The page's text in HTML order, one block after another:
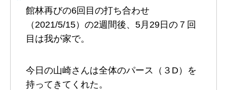
館林再びの6回目の打ち合わせ
（2021/5/15）の2週間後、5月29日の７回
目は我が家で。
今日の山崎さんは全体のパース（３D）を
持ってきてくれた。